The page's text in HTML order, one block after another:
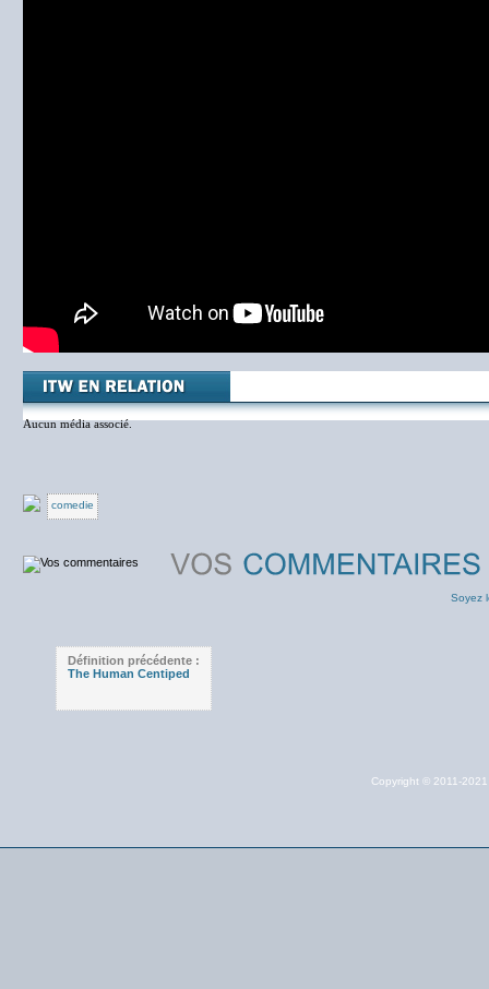
Aucun média associé.
comedie
Soyez
Définition précédente :
The Human Centiped
Copyright © 2011-